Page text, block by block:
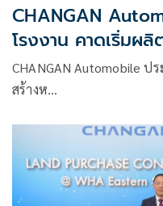
CHANGAN
โรงงาน คาดเริ่มผ
CHANGAN Automobile ป
สร้างห…